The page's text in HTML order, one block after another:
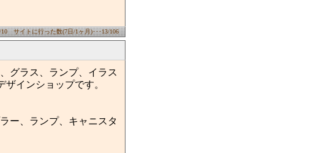
10 サイトに行った数(7日/1ヶ月)･･･13/106
グラス、ランプ、イラス
インショップです。
ー、ランプ、キャニスタ